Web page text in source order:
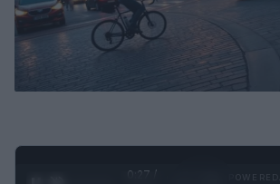
0:28 /